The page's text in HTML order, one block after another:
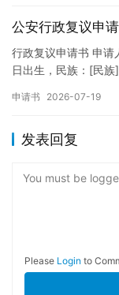
公安行政复议申
行政复议申请书 申
日出生，民族：[民
申请书 2026-07-19
发表回复
You must be
Please Login to